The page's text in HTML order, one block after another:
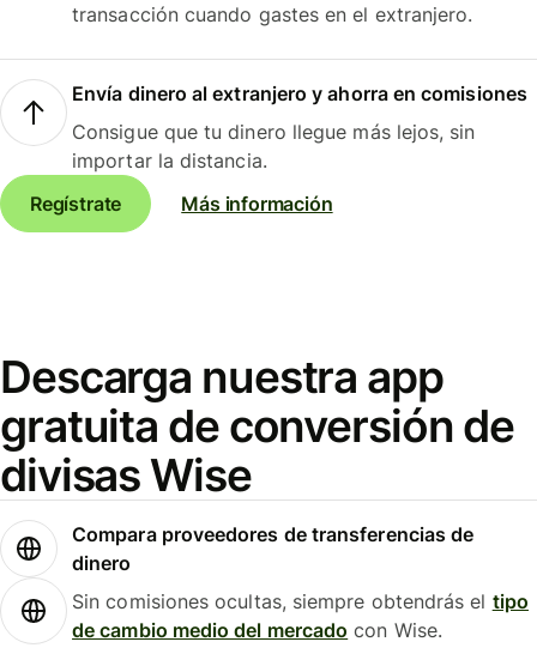
transacción cuando gastes en el extranjero.
Envía dinero al extranjero y ahorra en comisiones
Consigue que tu dinero llegue más lejos, sin
importar la distancia.
Regístrate
Más información
Descarga nuestra app
gratuita de conversión de
divisas Wise
Compara proveedores de transferencias de
dinero
Sin comisiones ocultas, siempre obtendrás el tipo
de cambio medio del mercado con Wise.